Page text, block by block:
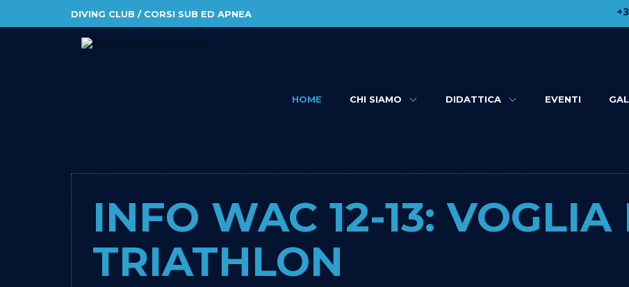
DIVING CLUB / CORSI SUB ED APNEA
HOME CHI SIAMO DIDATTICA EVENTI
INFO WAC 12-13: VOGLIA
TRIATHLON